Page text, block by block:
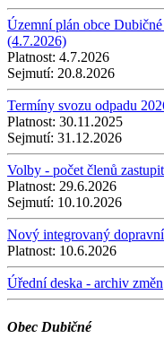
Územní plán obce
(4.7.2026)
Platnost: 4.7.2026
Sejmutí: 20.8.2026
Termíny svozu odpadu
Platnost: 30.11.2025
Sejmutí: 31.12.2026
Volby - počet členů
Platnost: 29.6.2026
Sejmutí: 10.10.2026
Nový integrovaný
Platnost: 10.6.2026
Úřední deska - archiv změn
Obec Dubičné